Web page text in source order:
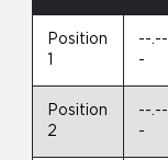
Position
--.--
-
Position
2
--.--
-